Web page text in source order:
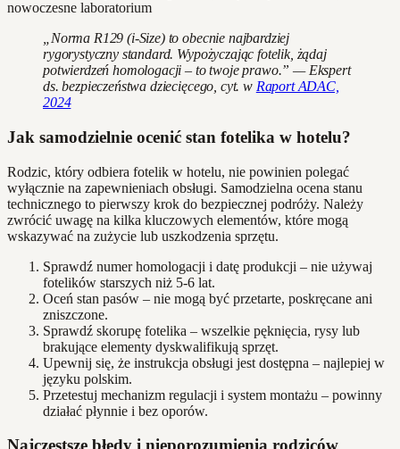
„Norma R129 (i-Size) to obecnie najbardziej
rygorystyczny standard. Wypożyczając fotelik, żądaj
potwierdzeń homologacji – to twoje prawo.” — Ekspert
ds. bezpieczeństwa dziecięcego, cyt. w Raport ADAC,
2024
Jak samodzielnie ocenić stan fotelika w hotelu?
Rodzic, który odbiera fotelik w hotelu, nie powinien polegać
wyłącznie na zapewnieniach obsługi. Samodzielna ocena stanu
technicznego to pierwszy krok do bezpiecznej podróży. Należy
zwrócić uwagę na kilka kluczowych elementów, które mogą
wskazywać na zużycie lub uszkodzenia sprzętu.
Sprawdź numer homologacji i datę produkcji – nie używaj
fotelików starszych niż 5-6 lat.
Oceń stan pasów – nie mogą być przetarte, poskręcane ani
zniszczone.
Sprawdź skorupę fotelika – wszelkie pęknięcia, rysy lub
brakujące elementy dyskwalifikują sprzęt.
Upewnij się, że instrukcja obsługi jest dostępna – najlepiej w
języku polskim.
Przetestuj mechanizm regulacji i system montażu – powinny
działać płynnie i bez oporów.